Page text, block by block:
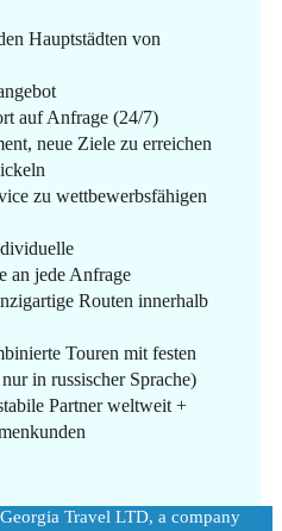
Hauptstädten von
auf Anfrage (24/7)
neue Ziele zu erreichen
zu wettbewerbsfähigen
an jede Anfrage
Routen innerhalb
Touren mit festen
in russischer Sprache)
Partner weltweit +
Travel LTD, a company